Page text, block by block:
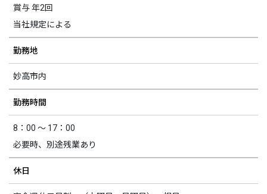
賞与 年2回
当社規定による
勤務地
妙高市内
勤務時間
8：00 ～ 17：00
必要時、別途残業あり
休日